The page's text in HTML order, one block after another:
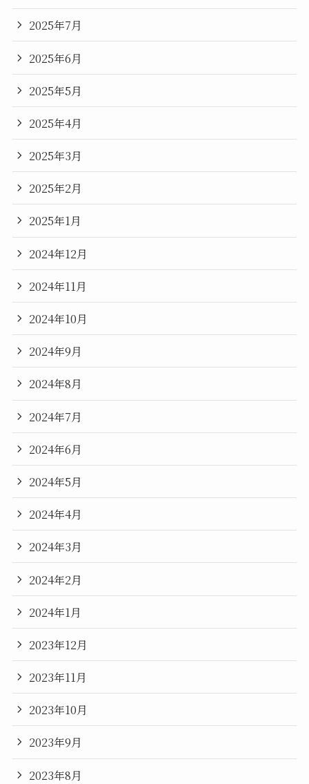
2025年7月
2025年6月
2025年5月
2025年4月
2025年3月
2025年2月
2025年1月
2024年12月
2024年11月
2024年10月
2024年9月
2024年8月
2024年7月
2024年6月
2024年5月
2024年4月
2024年3月
2024年2月
2024年1月
2023年12月
2023年11月
2023年10月
2023年9月
2023年8月